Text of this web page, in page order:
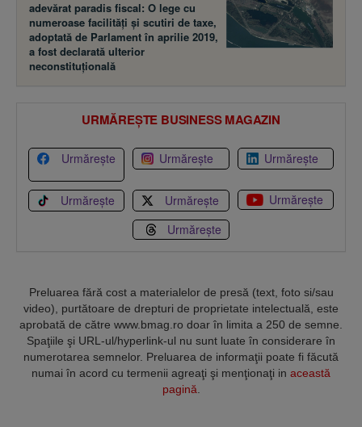
adevărat paradis fiscal: O lege cu
numeroase facilităţi şi scutiri de taxe,
adoptată de Parlament în aprilie 2019,
a fost declarată ulterior
neconstituţională
URMĂREȘTE BUSINESS MAGAZIN
Urmărește Urmărește Urmărește
Urmărește Urmărește
Urmărește
Urmărește
Preluarea fără cost a materialelor de presă (text, foto si/sau
video), purtătoare de drepturi de proprietate intelectuală, este
aprobată de către www.bmag.ro doar în limita a 250 de semne.
Spaţiile şi URL-ul/hyperlink-ul nu sunt luate în considerare în
numerotarea semnelor. Preluarea de informaţii poate fi făcută
numai în acord cu termenii agreaţi şi menţionaţi in această
pagină.